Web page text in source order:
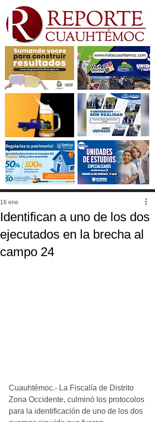
Identifican a uno de los dos
ejecutados en la brecha al
campo 24
16 ene
Cuauhtémoc.- La Fiscalía de Distrito
Zona Occidente, culminó los protocolos
para la identificación de uno de los dos